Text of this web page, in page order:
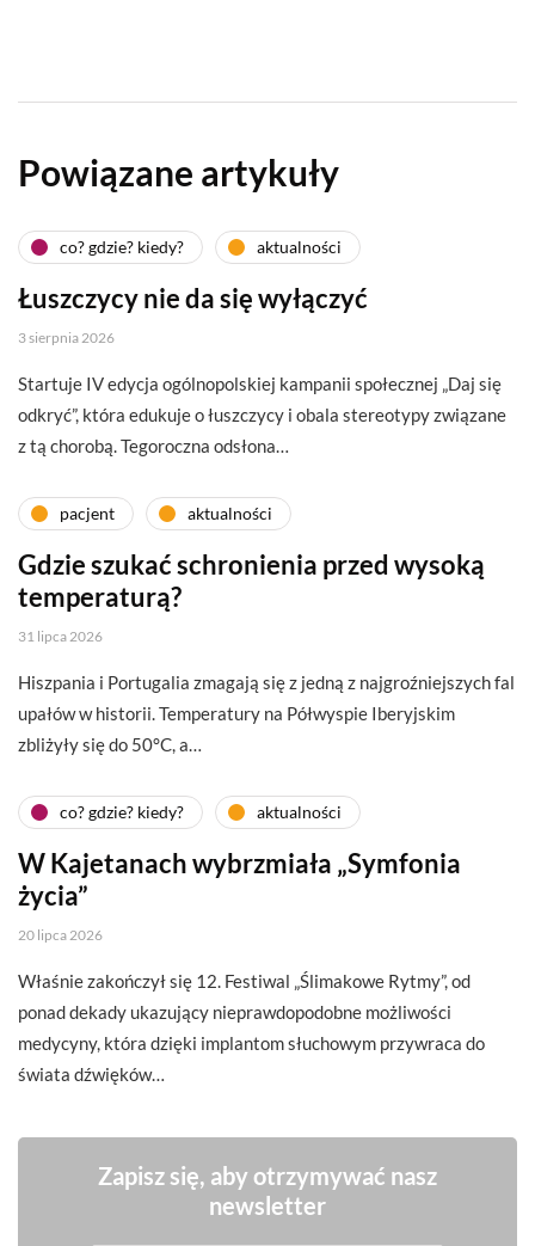
Powiązane artykuły
co? gdzie? kiedy? aktualności
Łuszczycy nie da się wyłączyć
3 sierpnia 2026
Startuje IV edycja ogólnopolskiej kampanii społecznej „Daj się
odkryć”, która edukuje o łuszczycy i obala stereotypy związane
z tą chorobą. Tegoroczna odsłona…
pacjent aktualności
Gdzie szukać schronienia przed wysoką
temperaturą?
31 lipca 2026
Hiszpania i Portugalia zmagają się z jedną z najgroźniejszych fal
upałów w historii. Temperatury na Półwyspie Iberyjskim
zbliżyły się do 50°C, a…
co? gdzie? kiedy? aktualności
W Kajetanach wybrzmiała „Symfonia
życia”
20 lipca 2026
Właśnie zakończył się 12. Festiwal „Ślimakowe Rytmy”, od
ponad dekady ukazujący nieprawdopodobne możliwości
medycyny, która dzięki implantom słuchowym przywraca do
świata dźwięków…
Zapisz się, aby otrzymywać nasz
newsletter